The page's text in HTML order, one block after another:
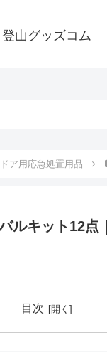
登山グッズコム
ア用応急処置用品
ルキット12点
目次